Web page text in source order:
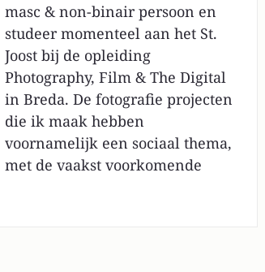
masc & non-binair persoon en
studeer momenteel aan het St.
Joost bij de opleiding
Photography, Film & The Digital
in Breda. De fotografie projecten
die ik maak hebben
voornamelijk een sociaal thema,
met de vaakst voorkomende